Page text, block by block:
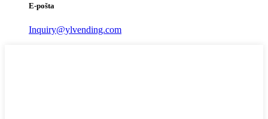
E-pošta
Inquiry@ylvending.com